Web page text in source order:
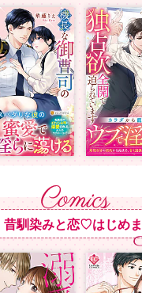
昔馴染みと恋♡はじめ